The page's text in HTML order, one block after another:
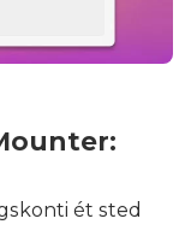
ét sted